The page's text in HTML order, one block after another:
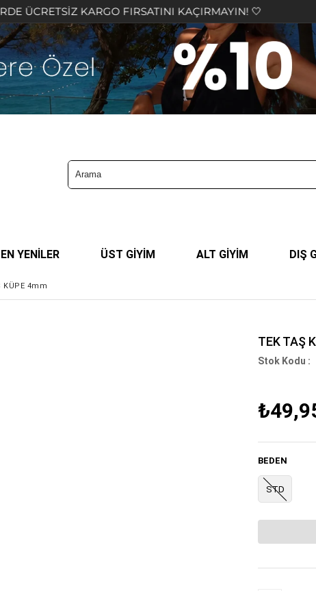
KARGO FIRSATINI KAÇIRMAYIN! 🤍 BİZİ TERCİH
EN YENİLER ÜST GİYİM ALT GİYİM DIŞ
KÜPE 4mm
TEK TAŞ
BEDEN
STD